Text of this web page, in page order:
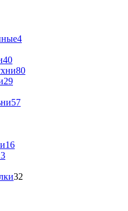
4
40
80
29
57
16
3
32